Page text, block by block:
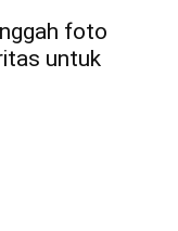
foto
untuk